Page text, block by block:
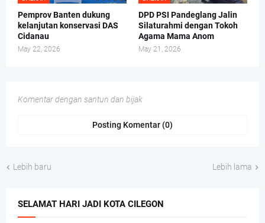
Pemprov Banten dukung
kelanjutan konservasi DAS
Cidanau
May 22, 2026
DPD PSI Pandeglang Jalin
Silaturahmi dengan Tokoh
Agama Mama Anom
May 21, 2026
Komentar dengan santun dan bijak
Posting Komentar (0)
Lebih baru Lebih lama
SELAMAT HARI JADI KOTA CILEGON